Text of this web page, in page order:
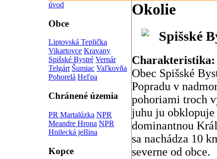
úvod
Obce
Liptovská Teplička
Vikartovce Kravany
Spišské Bystré Vernár
Telgárt Šumiac Vaľkovňa
Pohorelá Heľpa
Chránené územia
PR Martalúzka NPR
Meandre Hrona NPR
Hnilecká jelšina
Kopce
Okolie
Spišské
Charakteristika:
Obec Spišské
Popradu v
pohoriami troch
juhu ju
dominantnou
sa nachádza 10
severne od obce.